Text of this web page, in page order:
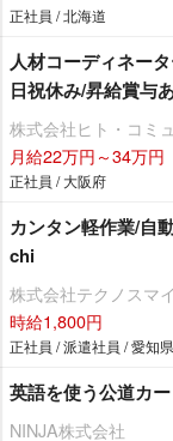
正社員 / 北海道
人材コーディネー
日祝休み/昇給賞与
株式会社ヒト・コミ
月給22万円～34万円
正社員 / 大阪府
カンタン軽作業/自
chi
株式会社テクノスマ
時給1,800円
正社員 / 派遣社員 / 愛知県
英語を使う公道カ
NINJA株式会社